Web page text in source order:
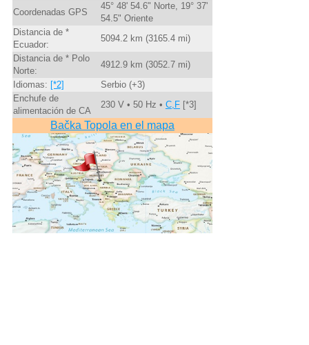
Coordenadas GPS
45° 48' 54.6" Norte, 19° 37'
54.5" Oriente
Distancia de *
Ecuador:
5094.2 km (3165.4 mi)
Distancia de * Polo
Norte:
4912.9 km (3052.7 mi)
Idiomas: [*2]
Serbio (+3)
Enchufe de
alimentación de CA
230 V • 50 Hz • C,F[*3]
Bačka Topola en el mapa